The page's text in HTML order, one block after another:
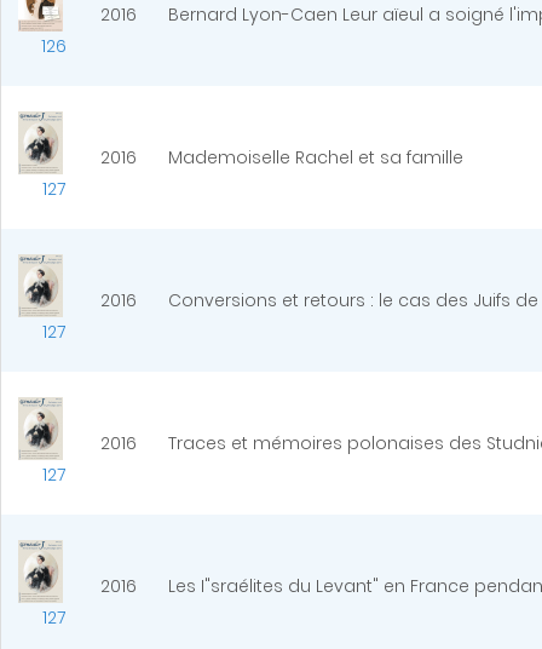
126
2016 Bernard Lyon-Caen Leur aïeul a soigné
127
2016 Mademoiselle Rachel et sa famille
127
2016 Conversions et retours : le cas des Juifs
127
2016 Traces et mémoires polonaises des
127
2016 Les I"sraélites du Levant" en France